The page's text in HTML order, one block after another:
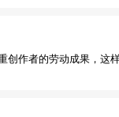
作者的劳动成果，这